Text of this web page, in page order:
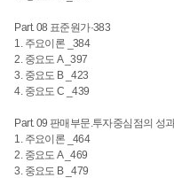
Part. 08 표준원가·383
1. 주요이론 _384
2. 중요도 A _397
3. 중요도 B _423
4. 중요도 C _439
Part. 09 판매부문.투자중심점의 성
1. 주요이론 _464
2. 중요도 A _469
3. 중요도 B _479